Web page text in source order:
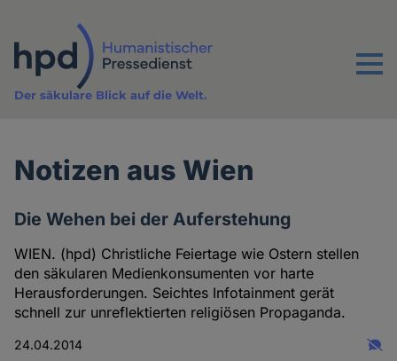
Inhalt
Menu
Der säkulare Blick auf die Welt.
Notizen aus Wien
Die Wehen bei der Auferstehung
WIEN. (hpd) Christliche Feiertage wie Ostern stellen
den säkularen Medienkonsumenten vor harte
Herausforderungen. Seichtes Infotainment gerät
schnell zur unreflektierten religiösen Propaganda.
24.04.2014